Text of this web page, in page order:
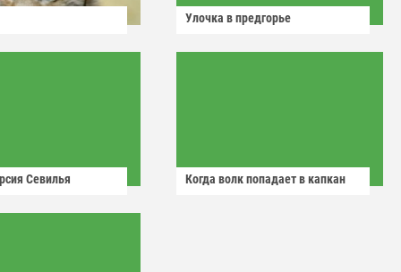
Улочка в предгорье
Севилья Когда волк попадает в капкан